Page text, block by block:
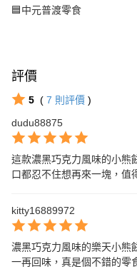
🟦中元普渡零食
評價
5 ( 7 則評價 )
dudu88875
這款濃黑巧克力風味的小熊
口都忍不住想再來一塊，值
kitty16889972
濃黑巧克力風味的樂天小熊
一再回味，真是個不錯的零